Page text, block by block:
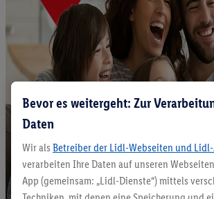
Bevor es weitergeht: Zur
Daten
Wir als Betreiber der Lidl-Webseiten und
verarbeiten Ihre Daten auf unseren
App (gemeinsam: „Lidl-Dienste“) mittels